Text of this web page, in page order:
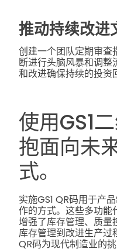
推动持续改进
创建一个团队定期审查
断进行头脑风暴和调
和改进确保持续的投资
使用GS1
抱面向未
式。
实施GS1 QR码用于产
作的方式。这些多功能
增强了库存管理、质量
库存管理到改进生产过
QR码为现代制造业的